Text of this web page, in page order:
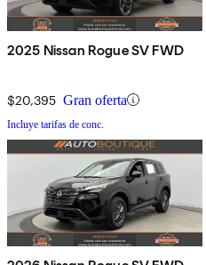
2025 Nissan Rogue SV FWD
$20,395 Gran oferta
Incluye tarifas de conc.